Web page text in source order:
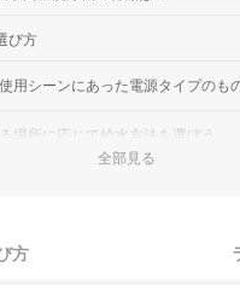
び方
用シーンにあった電源タイプのも
場所に応じて給水方法を選ぼう
選ぼう
全部見る
方